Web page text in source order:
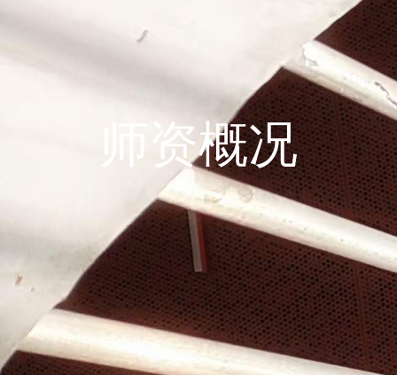
师资概况